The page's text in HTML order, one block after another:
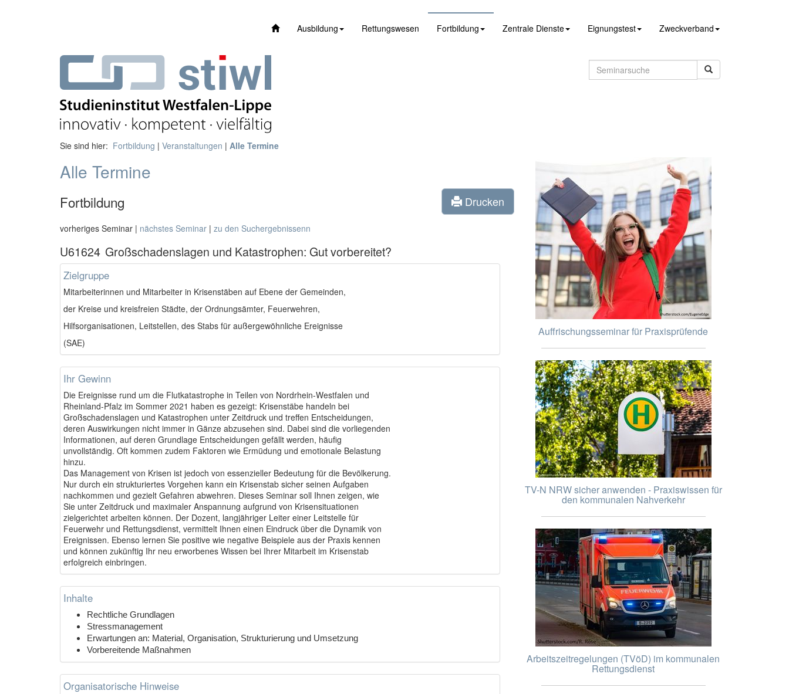
Ausbildung Rettungswesen Fortbildung Zentrale Dienste Eignungstest Zweckverband
Sie sind hier: Fortbildung | Veranstaltungen | Alle Termine
Alle Termine
Fortbildung Drucken
vorheriges Seminar | nächstes Seminar | zu den Suchergebnissenn
U61624 Großschadenslagen und Katastrophen: Gut vorbereitet?
Zielgruppe
Mitarbeiterinnen und Mitarbeiter in Krisenstäben auf Ebene der Gemeinden,
der Kreise und kreisfreien Städte, der Ordnungsämter, Feuerwehren,
Hilfsorganisationen, Leitstellen, des Stabs für außergewöhnliche Ereignisse
(SAE)
Ihr Gewinn
Die Ereignisse rund um die Flutkatastrophe in Teilen von Nordrhein-Westfalen und
Rheinland-Pfalz im Sommer 2021 haben es gezeigt: Krisenstäbe handeln bei
Großschadenslagen und Katastrophen unter Zeitdruck und treffen Entscheidungen,
deren Auswirkungen nicht immer in Gänze abzusehen sind. Dabei sind die vorliegenden
Informationen, auf deren Grundlage Entscheidungen gefällt werden, häufig
unvollständig. Oft kommen zudem Faktoren wie Ermüdung und emotionale Belastung
hinzu.
Das Management von Krisen ist jedoch von essenzieller Bedeutung für die Bevölkerung.
Nur durch ein strukturiertes Vorgehen kann ein Krisenstab sicher seinen Aufgaben
nachkommen und gezielt Gefahren abwehren. Dieses Seminar soll Ihnen zeigen, wie
Sie unter Zeitdruck und maximaler Anspannung aufgrund von Krisensituationen
zielgerichtet arbeiten können. Der Dozent, langjähriger Leiter einer Leitstelle für
Feuerwehr und Rettungsdienst, vermittelt Ihnen einen Eindruck über die Dynamik von
Ereignissen. Ebenso lernen Sie positive wie negative Beispiele aus der Praxis kennen
und können zukünftig Ihr neu erworbenes Wissen bei Ihrer Mitarbeit im Krisenstab
erfolgreich einbringen.
Inhalte
Rechtliche Grundlagen
Stressmanagement
Erwartungen an: Material, Organisation, Strukturierung und Umsetzung
Vorbereitende Maßnahmen
Organisatorische Hinweise
Auffrischungsseminar für Praxisprüfende
TV-N NRW sicher anwenden - Praxiswissen für
den kommunalen Nahverkehr
Arbeitszeitregelungen (TVöD) im kommunalen
Rettungsdienst